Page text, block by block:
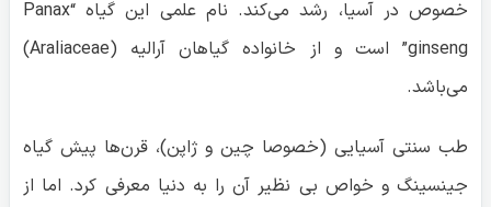
خصوص در آسیا، رشد می‌کند. نام علمی این گیاه “Panax
ginseng” است و از خانواده گیاهان آرالیه (Araliaceae)
می‌باشد.
طب سنتی آسیایی (خصوصا چین و ژاپن)، قرن‌ها پیش گیاه
جینسینگ و خواص بی نظیر آن را به دنیا معرفی کرد. اما از